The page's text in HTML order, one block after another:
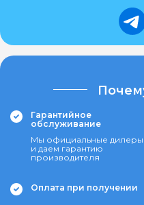
Гарантийное
обслуживание
Мы официальные дилеры
и даем гарантию
производителя
Оплата при получении